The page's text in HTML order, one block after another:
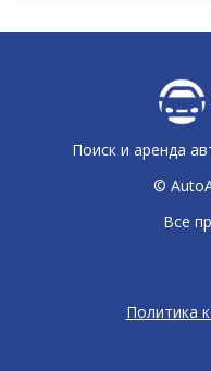
Поиск и аренда
©
Все
Политика